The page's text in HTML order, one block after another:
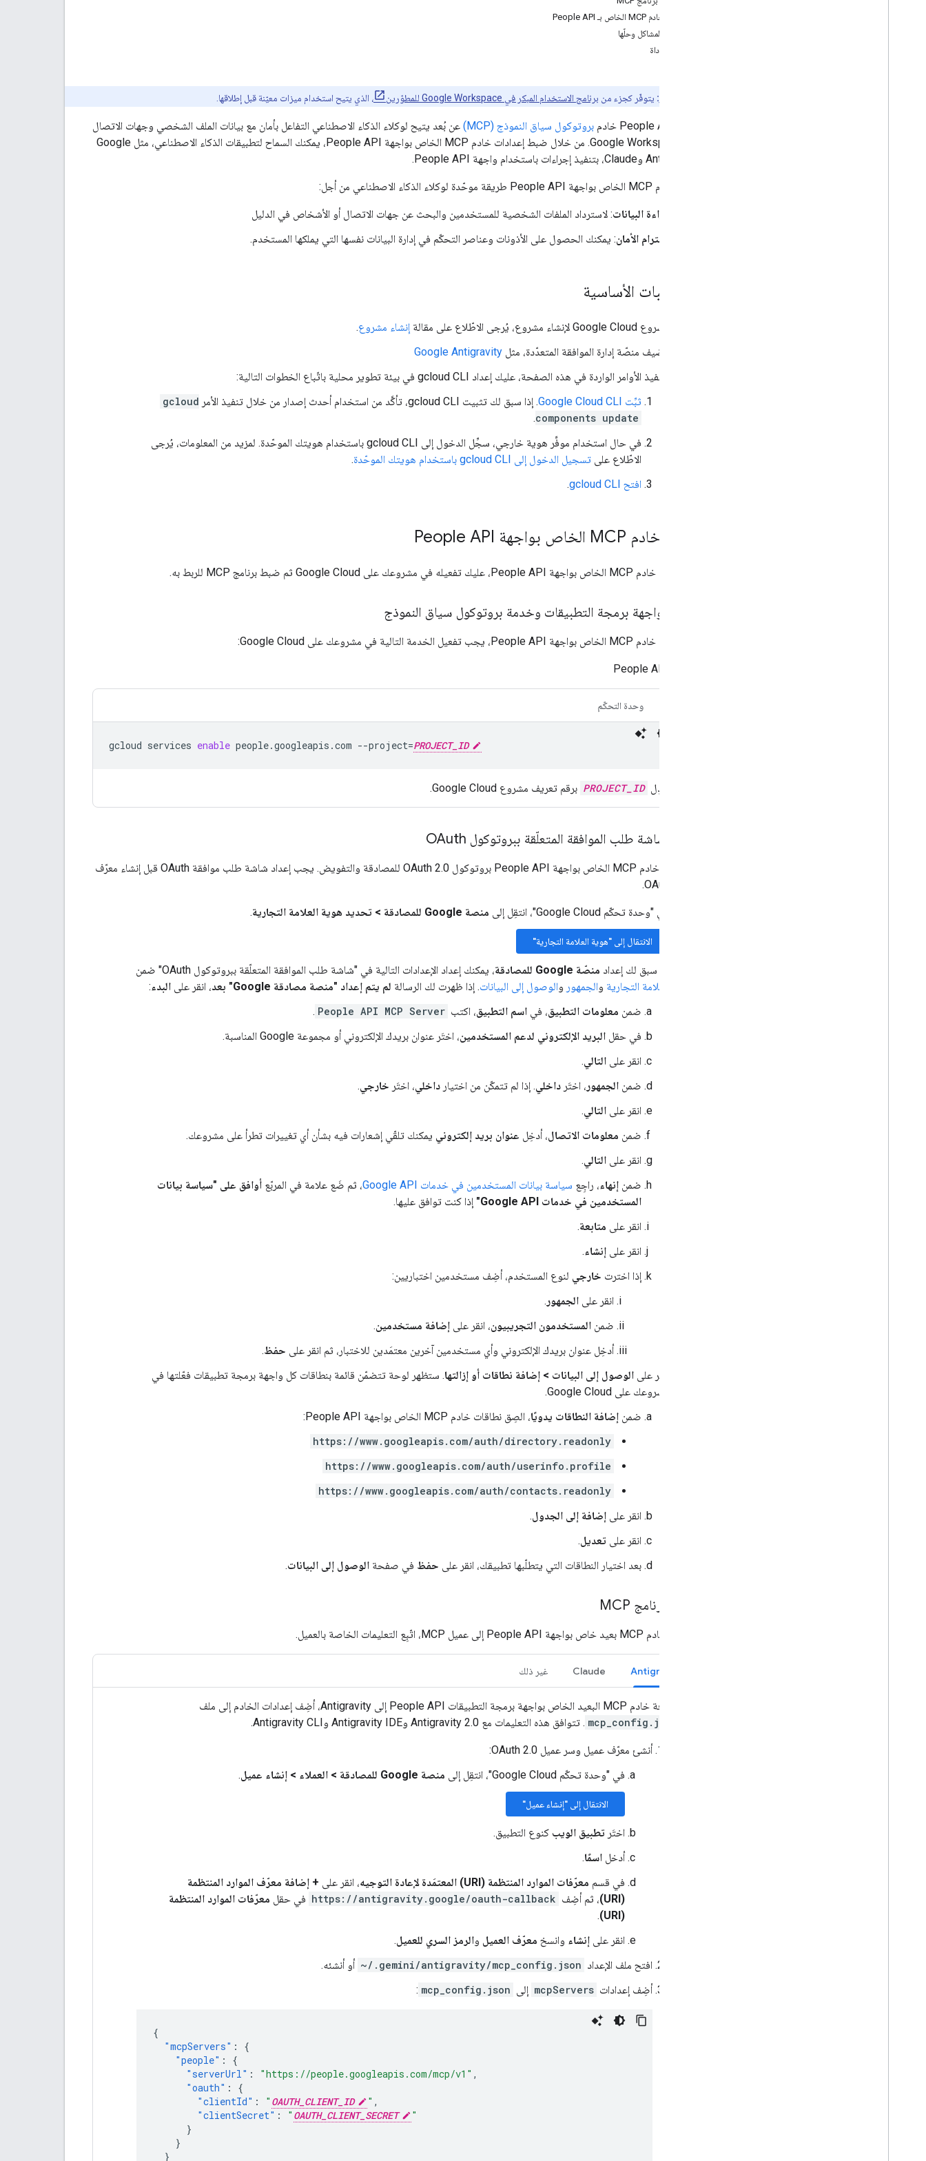
اختبار خادم MCP الخاص بـ People API
تحديد المشاكل وحلّها
مرجع الأداة
معاينة المطور: يتوفّر كجزء من برنامج الاستخدام المبكر في Google Workspace للمطوّرين ، الذي يتيح استخدام ميزات معيّنة قبل إطلاقها.
بروتوكول سياق النموذج (MCP)
عن بُعد يتيح لوكلاء الذكاء الاصطناعي التفاعل بأمان مع بيانات الملف الشخصي وجهات الاتصال
في Google Workspace. من خلال ضبط إعدادات خادم MCP الخاص بواجهة People API، يمكنك السماح لتطبيقات الذكاء الاصطناعي، مثل Google
Antigravity وClaude، بتنفيذ إجراءات باستخدام واجهة People API.
يوفّر خادم MCP الخاص بواجهة People API طريقة موحّدة لوكلاء الذكاء الاصطناعي من أجل:
قراءة البيانات: لاسترداد الملفات الشخصية للمستخدمين والبحث عن جهات الاتصال أو الأشخاص في الدليل
احترام الأمان: يمكنك الحصول على الأذونات وعناصر التحكّم في إدارة البيانات نفسها التي يملكها المستخدم.
المتطلبات الأساسية
مشروع Google Cloud لإنشاء مشروع، يُرجى الاطّلاع على مقالة إنشاء مشروع.
مضيف منصّة إدارة الموافقة المتعدّدة، مثل Google Antigravity
لتنفيذ الأوامر الواردة في هذه الصفحة، عليك إعداد gcloud CLI في بيئة تطوير محلية باتّباع الخطوات التالية:
ثبِّت Google Cloud CLI
. إذا سبق لك تثبيت gcloud CLI، تأكَّد من استخدام أحدث إصدار من خلال تنفيذ الأمر
gcloud
components update
.
في حال استخدام موفِّر هوية خارجي، سجِّل الدخول إلى gcloud CLI باستخدام هويتك الموحّدة. لمزيد من المعلومات، يُرجى
الاطّلاع على تسجيل الدخول إلى gcloud CLI باستخدام هويتك الموحّدة
.
افتح gcloud CLI
.
ضبط خادم MCP الخاص بواجهة People API
لاستخدام خادم MCP الخاص بواجهة People API، عليك تفعيله في مشروعك على Google Cloud ثم ضبط برنامج MCP للربط به.
تفعيل واجهة برمجة التطبيقات وخدمة بروتوكول سياق النموذج
لاستخدام خادم MCP الخاص بواجهة People API، يجب تفعيل الخدمة التالية في مشروعك على Google Cloud:
People API
وحدة التحكّم
gcloud services enable people.googleapis.com --project=PROJECT_ID
استبدِل PROJECT_ID برقم تعريف مشروع Google Cloud.
إعداد شاشة طلب الموافقة المتعلّقة ببروتوكول OAuth
يستخدم خادم MCP الخاص بواجهة People API بروتوكول OAuth 2.0 للمصادقة والتفويض. يجب إعداد شاشة طلب موافقة OAuth قبل إنشاء معرّف
في "وحدة تحكّم Google Cloud"، انتقِل إلى منصة Google للمصادقة > تحديد هوية العلامة التجارية.
الانتقال إلى "هوية العلامة التجارية"
إذا سبق لك إعداد منصّة Google للمصادقة
، يمكنك إعداد الإعدادات التالية في "شاشة طلب الموافقة المتعلّقة ببروتوكول OAuth" ضمن
العلامة التجارية والجمهور والوصول إلى البيانات. إذا ظهرت لك الرسالة لم يتم إعداد "منصة مصادقة Google" بعد ، انقر على البدء:
ضمن معلومات التطبيق، في اسم التطبيق، اكتب People API MCP Server
.
في حقل البريد الإلكتروني لدعم المستخدمين، اختَر عنوان بريدك الإلكتروني أو مجموعة Google المناسبة.
انقر على التالي.
ضمن الجمهور ، اختَر داخلي. إذا لم تتمكّن من اختيار داخلي، اختَر خارجي.
انقر على التالي.
ضمن معلومات الاتصال، أدخِل عنوان بريد إلكتروني يمكنك تلقّي إشعارات فيه بشأن أي تغييرات تطرأ على مشروعك.
انقر على التالي.
ضمن إنهاء، راجِع سياسة بيانات المستخدمين في خدمات Google API ، ثم ضَع علامة في المربّع أوافق على "سياسة بيانات
المستخدمين في خدمات Google API"
إذا كنت توافق عليها.
انقر على متابعة.
انقر على إنشاء.
إذا اخترت خارجي لنوع المستخدم، أضِف مستخدمين اختباريين:
انقر على الجمهور .
ضمن المستخدمون التجريبيون، انقر على إضافة مستخدمين.
أدخِل عنوان بريدك الإلكتروني وأي مستخدمين آخرين معتمَدين للاختبار، ثم انقر على حفظ.
انقر على الوصول إلى البيانات > إضافة نطاقات أو إزالتها. ستظهر لوحة تتضمّن قائمة بنطاقات كل واجهة برمجة تطبيقات فعّلتها في
مشروعك على Google Cloud.
ضمن إضافة النطاقات يدويًا، الصِق نطاقات خادم MCP الخاص بواجهة People API:
https://www.googleapis.com/auth/directory.readonly
https://www.googleapis.com/auth/userinfo.profile
https://www.googleapis.com/auth/contacts.readonly
انقر على إضافة إلى الجدول.
انقر على تعديل.
بعد اختيار النطاقات التي يتطلّبها تطبيقك، انقر على حفظ في صفحة الوصول إلى البيانات.
إعداد برنامج MCP
لإضافة خادم MCP بعيد خاص بواجهة People API إلى عميل MCP، اتّبِع التعليمات الخاصة بالعميل.
Antigravity
Claude غير ذلك
لإضافة خادم MCP البعيد الخاص بواجهة برمجة التطبيقات People API إلى Antigravity، أضِف إعدادات الخادم إلى ملف
mcp_config.json . تتوافق هذه التعليمات مع Antigravity 2.0 وAntigravity IDE وAntigravity CLI.
أنشئ معرّف عميل وسر عميل OAuth 2.0:
في "وحدة تحكّم Google Cloud"، انتقِل إلى
منصة Google للمصادقة > العملاء > إنشاء عميل.
الانتقال إلى "إنشاء عميل"
اختَر تطبيق الويب كنوع التطبيق.
أدخل اسمًا.
في قسم معرّفات الموارد المنتظمة (URI) المعتمَدة لإعادة التوجيه ، انقر على + إضافة معرّف الموارد المنتظمة
(URI)
، ثم أضِف https://antigravity.google/oauth-callback في حقل معرّفات الموارد المنتظمة
(URI)
.
انقر على إنشاء وانسخ معرّف العميل والرمز السري للعميل.
افتح ملف الإعداد ~/.gemini/antigravity/mcp_config.json أو أنشئه.
أضِف إعدادات mcpServers إلى mcp_config.json
:
{
"mcpServers" :
{
"people" :
{
"serverUrl" : "https://people.googleapis.com/mcp/v1" ,
"oauth" :
{
"clientId" : " OAUTH_CLIENT_ID " ,
"clientSecret" : " OAUTH_CLIENT_SECRET
"
}
}
}